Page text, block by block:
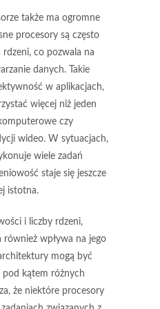
także ma ogromne
procesory są często
co pozwala na
danych. Takie
w aplikacjach,
więcej niż jeden
czy
wideo. W sytuacjach,
wiele zadań
staje się jeszcze
istotna.
i liczby rdzeni,
również wpływa na jego
mogą być
kątem różnych
że niektóre procesory